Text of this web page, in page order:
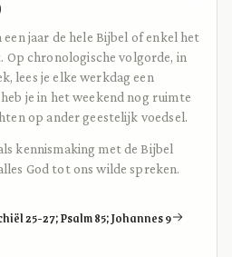
jaar de hele Bijbel of enkel het
Op chronologische volgorde, in
lees je elke werkdag een
je in het weekend nog ruimte
op ander geestelijk voedsel.
kennismaking met de Bijbel
God tot ons wilde spreken.
25-27; Psalm 85; Johannes 9